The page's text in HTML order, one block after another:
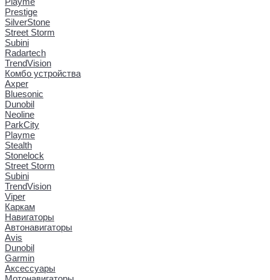
Prestige
SilverStone
Street Storm
Subini
Radartech
TrendVision
Комбо устройства
Axper
Bluesonic
Dunobil
Neoline
ParkCity
Playme
Stealth
Stonelock
Street Storm
Subini
TrendVision
Viper
Каркам
Навигаторы
Автонавигаторы
Avis
Dunobil
Garmin
Аксессуары